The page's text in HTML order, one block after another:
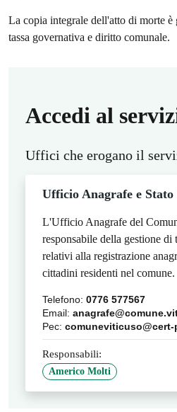
La copia integrale dell'atto di morte è
tassa governativa e diritto comunale.
Accedi al
Uffici che erogano il
Ufficio Anagrafe e
L'Ufficio Anagrafe del
responsabile della gestione di
relativi alla registrazione
cittadini residenti nel comune.
Telefono: 0776 577567
Email:
Pec:
Responsabili:
Americo Molti